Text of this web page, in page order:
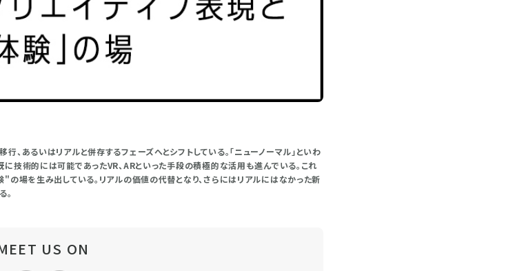
、あるいはリアルと併存するフェーズへとシフトしている。「ニューノーマル」といわ
に技術的には可能であったVR、ARといった手段の積極的な活用も進んでいる。これ
場を生み出している。リアルの価値の代替となり、さらにはリアルにはなかった新
。
US ON